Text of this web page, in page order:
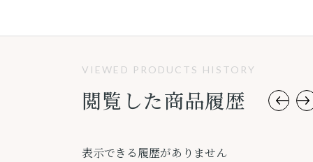
VIEWED PRODUCTS HISTORY
閲覧した商品履歴
表示できる履歴がありません